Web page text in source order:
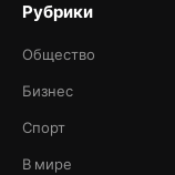
Рубрики
Общество
Бизнес
Спорт
В мире